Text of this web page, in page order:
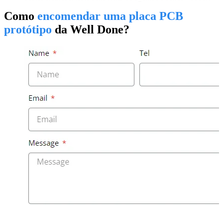
Como encomendar uma placa PCB
protótipo da Well Done?